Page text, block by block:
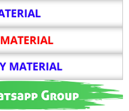
MATERIAL